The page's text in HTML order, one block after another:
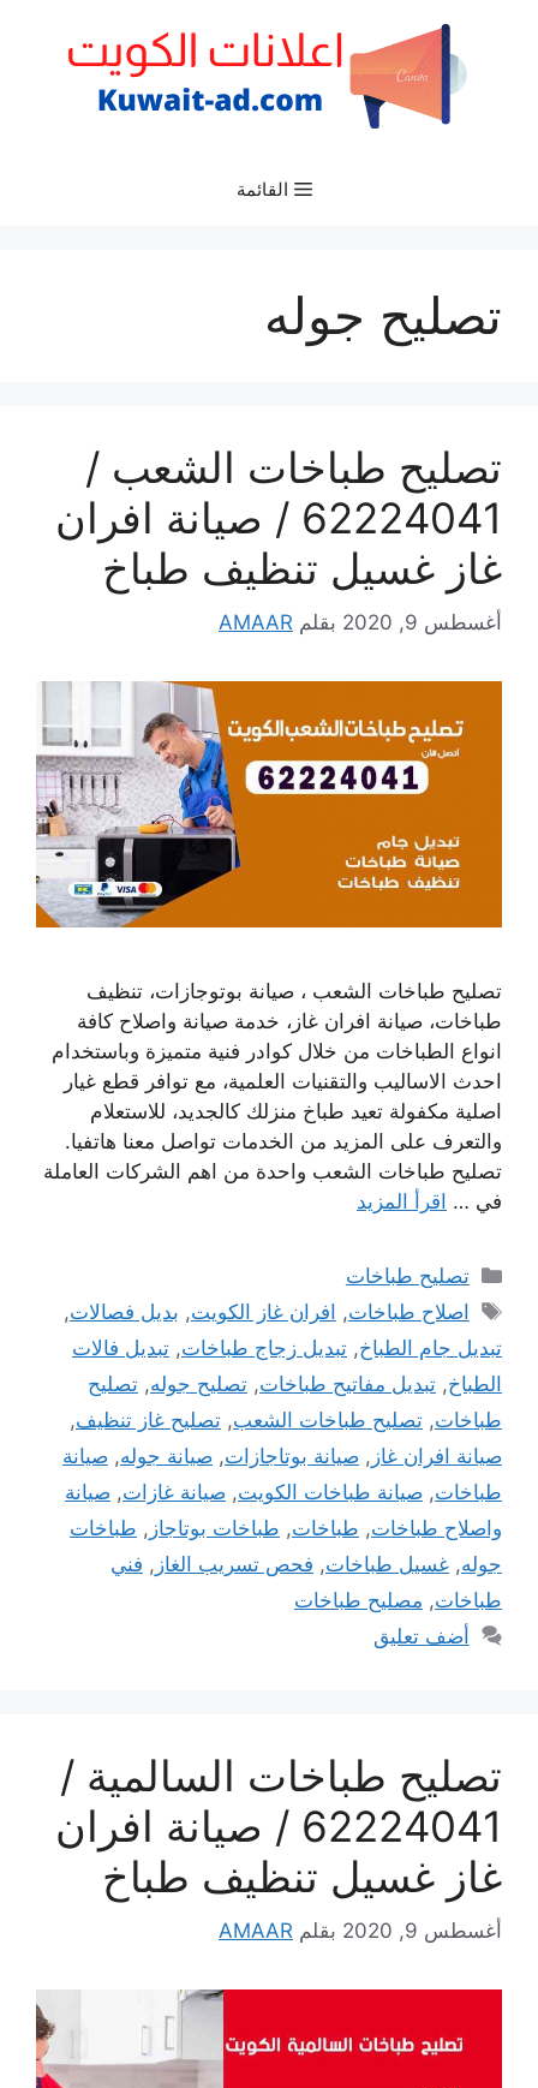
القائمة
تصليح جوله
تصليح طباخات الشعب /
62224041 / صيانة افران
غاز غسيل تنظيف طباخ
أغسطس 9, 2020 بقلم AMAAR
تصليح طباخات الشعب ، صيانة بوتوجازات، تنظيف
طباخات، صيانة افران غاز، خدمة صيانة واصلاح كافة
انواع الطباخات من خلال كوادر فنية متميزة وباستخدام
احدث الاساليب والتقنيات العلمية، مع توافر قطع غيار
اصلية مكفولة تعيد طباخ منزلك كالجديد، للاستعلام
والتعرف على المزيد من الخدمات تواصل معنا هاتفيا.
تصليح طباخات الشعب واحدة من اهم الشركات العاملة
في … اقرأ المزيد
التصنيفات
تصليح طباخات
الوسوم
اصلاح طباخات, افران غاز الكويت, بديل فصالات,
تبديل جام الطباخ, تبديل زجاج طباخات, تبديل فالات
الطباخ, تبديل مفاتيح طباخات, تصليح جوله, تصليح
طباخات, تصليح طباخات الشعب, تصليح غاز تنظيف,
صيانة افران غاز , صيانة بوتاجازات, صيانة جوله, صيانة
طباخات, صيانة طباخات الكويت, صيانة غازات, صيانة
واصلاح طباخات, طباخات, طباخات بوتاجاز , طباخات
جوله, غسيل طباخات, فحص تسريب الغاز , فني
طباخات, مصليح طباخات
أضف تعليق
تصليح طباخات السالمية /
62224041 / صيانة افران
غاز غسيل تنظيف طباخ
أغسطس 9, 2020 بقلم AMAAR